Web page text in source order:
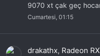
9070 xt çak geç
Cumartesi, 01:15
drakathx, Radeon